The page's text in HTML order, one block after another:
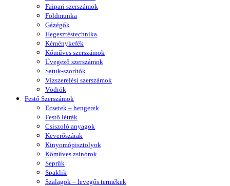
Faipari szerszámok
Földmunka
Gázégők
Hegesztéstechnika
Kéménykefék
Kőműves szerszámok
Üvegező szerszámok
Satuk-szorítók
Vízszerelési szerszámok
Vödrök
Festő Szerszámok
Ecsetek – hengerek
Festő létrák
Csiszoló anyagok
Keverőszárak
Kinyomópisztolyok
Kőműves zsinórok
Seprűk
Spaklik
Szalagok – levegős termékek